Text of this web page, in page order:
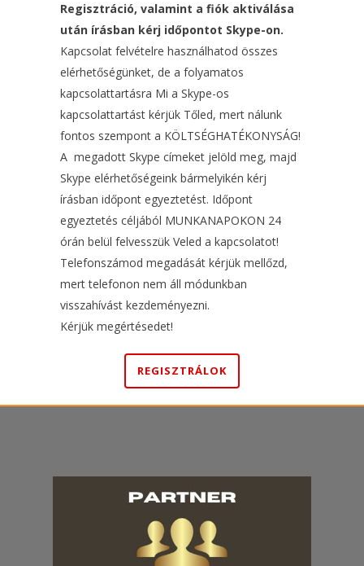
Regisztráció, valamint a fiók aktiválása
után írásban kérj időpontot Skype-on.
Kapcsolat felvételre használhatod összes
elérhetőségünket, de a folyamatos
kapcsolattartásra Mi a Skype-os
kapcsolattartást kérjük Tőled, mert nálunk
fontos szempont a KÖLTSÉGHATÉKONYSÁG!
A megadott Skype címeket jelöld meg, majd
Skype elérhetőségeink bármelyikén kérj
írásban időpont egyeztetést. Időpont
egyeztetés céljából MUNKANAPOKON 24
órán belül felvesszük Veled a kapcsolatot!
Telefonszámod megadását kérjük mellőzd,
mert telefonon nem áll módunkban
visszahívást kezdeményezni.
Kérjük megértésedet!
REGISZTRÁLOK